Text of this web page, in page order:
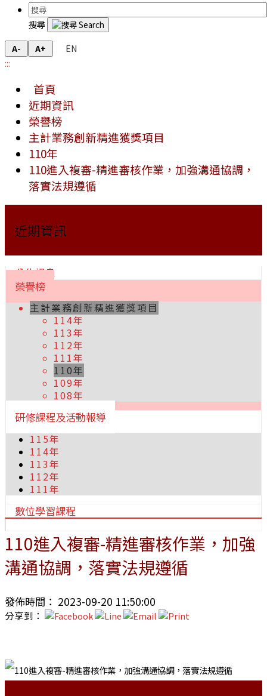
搜尋
A- A+
EN
:::
首頁
近期資訊
榮譽榜
主計業務創新精進獲獎項目
110年
110進入複審-精進審核作業，加強溝通協調，
落實法規遵循
近期資訊
公告訊息
榮譽榜
主計業務創新精進獲獎項目
114年
113年
112年
111年
110年
109年
108年
研修課程及活動報導
115年
114年
113年
112年
111年
數位學習課程
110進入複審-精進審核作業，加強
溝通協調，落實法規遵循
發佈時間： 2023-09-20 11:50:00
分享到：